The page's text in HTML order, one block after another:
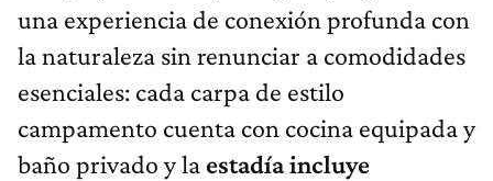
una experiencia de conexión profunda con
la naturaleza sin renunciar a comodidades
esenciales: cada carpa de estilo
campamento cuenta con cocina equipada y
baño privado y la estadía incluye